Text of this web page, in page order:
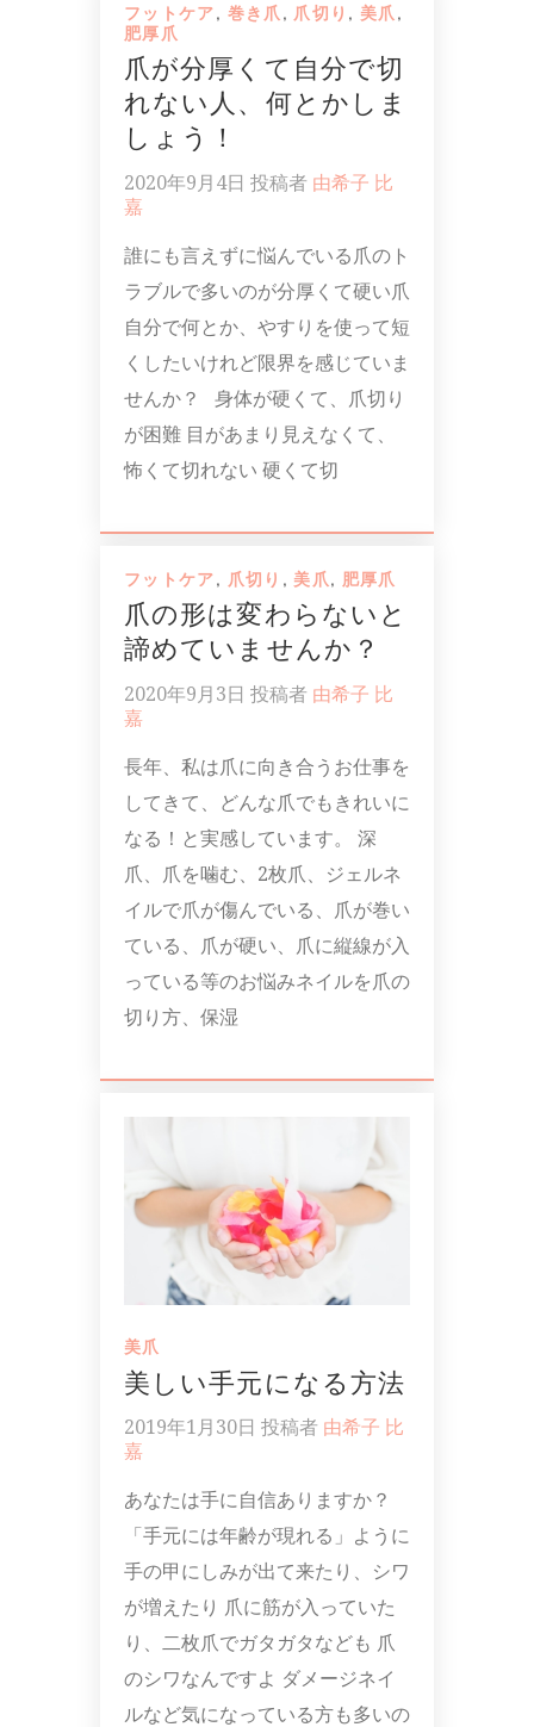
フットケア, 巻き爪 , 爪切り , 美爪 ,
肥厚爪
爪が分厚くて自分で切
れない人、何とかしま
しょう！
2020年9月4日 投稿者 由希子 比
嘉
誰にも言えずに悩んでいる爪のト
ラブルで多いのが分厚くて硬い爪
自分で何とか、やすりを使って短
くしたいけれど限界を感じていま
せんか？ 身体が硬くて、爪切り
が困難 目があまり見えなくて、
怖くて切れない 硬くて切
フットケア, 爪切り , 美爪, 肥厚爪
爪の形は変わらないと
諦めていませんか？
2020年9月3日 投稿者 由希子 比
嘉
長年、私は爪に向き合うお仕事を
してきて、どんな爪でもきれいに
なる！と実感しています。 深
爪、爪を噛む、2枚爪、ジェルネ
イルで爪が傷んでいる、爪が巻い
ている、爪が硬い、爪に縦線が入
っている等のお悩みネイルを爪の
切り方、保湿
美爪
美しい手元になる方法
2019年1月30日 投稿者 由希子 比
嘉
あなたは手に自信ありますか？
「手元には年齢が現れる」ように
手の甲にしみが出て来たり、シワ
が増えたり 爪に筋が入っていた
り、二枚爪でガタガタなども 爪
のシワなんですよ ダメージネイ
ルなど気になっている方も多いの